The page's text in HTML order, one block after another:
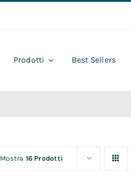
Prodotti Best Sellers
Mostra 16 Prodotti